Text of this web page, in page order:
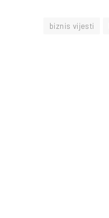
biznis vijesti